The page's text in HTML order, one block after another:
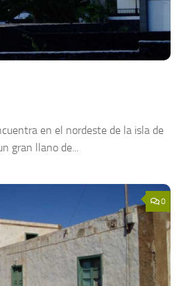
en el nordeste de la isla de
gran llano de...
0